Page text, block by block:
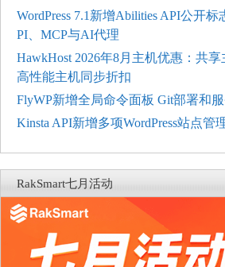
WordPress 7.1新增Abilities API公开
PI、MCP与AI代理
HawkHost 2026年8月主机优惠：共享
高性能主机同步折扣
FlyWP新增全局命令面板 Git部署和
Kinsta API新增多项WordPress站点管
RakSmart七月活动